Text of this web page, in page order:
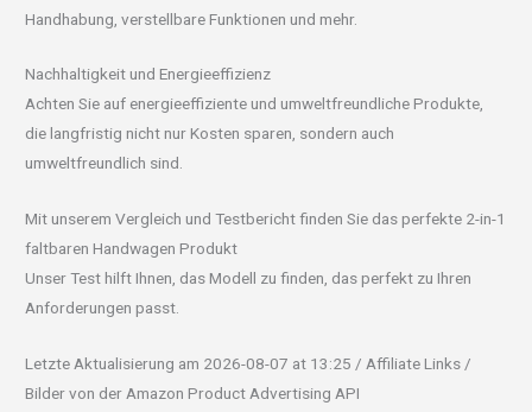
Handhabung, verstellbare Funktionen und mehr.
Nachhaltigkeit und Energieeffizienz
Achten Sie auf energieeffiziente und umweltfreundliche Produkte,
die langfristig nicht nur Kosten sparen, sondern auch
umweltfreundlich sind.
Mit unserem Vergleich und Testbericht finden Sie das perfekte 2-in-1
faltbaren Handwagen Produkt
Unser Test hilft Ihnen, das Modell zu finden, das perfekt zu Ihren
Anforderungen passt.
Letzte Aktualisierung am 2026-08-07 at 13:25 / Affiliate Links /
Bilder von der Amazon Product Advertising API